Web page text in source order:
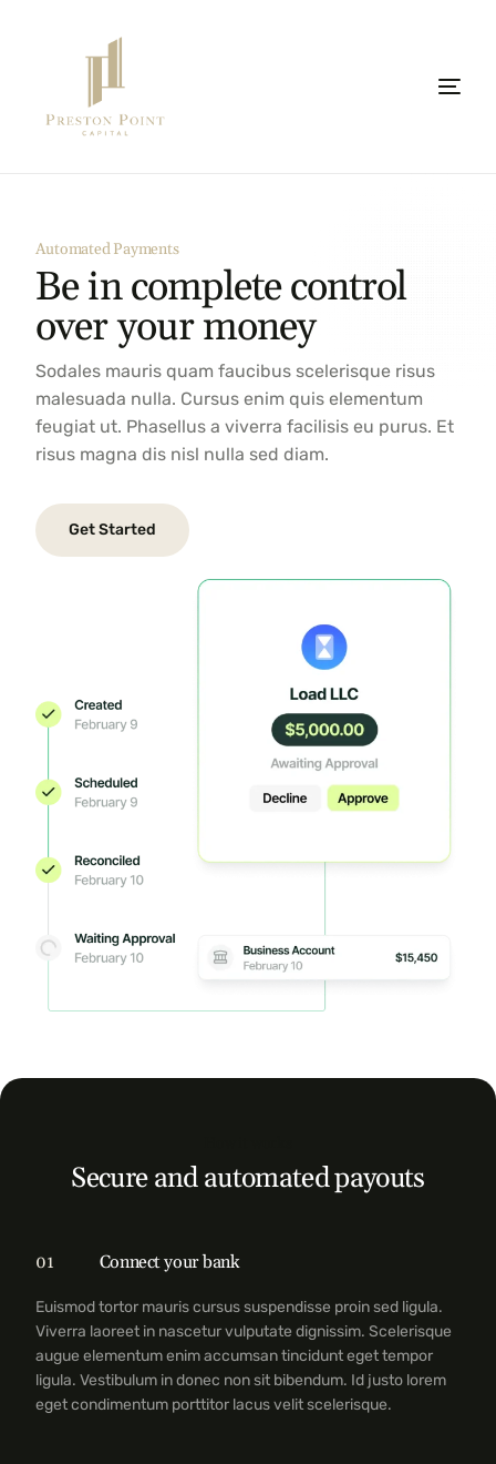
Automated Payments
Be in complete control
over your money
Sodales mauris quam faucibus scelerisque risus
malesuada nulla. Cursus enim quis elementum
feugiat ut. Phasellus a viverra facilisis eu purus. Et
risus magna dis nisl nulla sed diam.
Get Started
Secure and automated payouts
01 Connect your bank
Euismod tortor mauris cursus suspendisse proin sed ligula.
Viverra laoreet in nascetur vulputate dignissim. Scelerisque
augue elementum enim accumsan tincidunt eget tempor
ligula. Vestibulum in donec non sit bibendum. Id justo lorem
eget condimentum porttitor lacus velit scelerisque.